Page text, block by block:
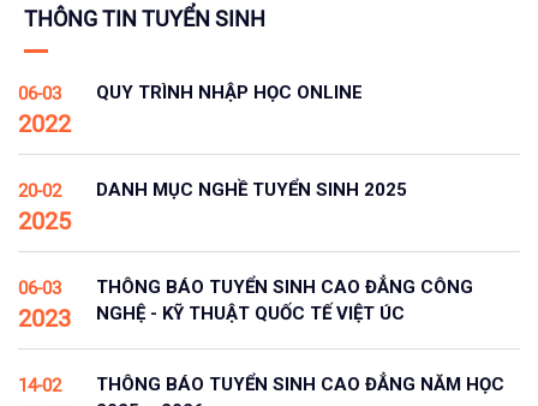
THÔNG TIN TUYỂN SINH
06-03
2022
QUY TRÌNH NHẬP HỌC ONLINE
20-02
2025
DANH MỤC NGHỀ TUYỂN SINH 2025
06-03
2023
THÔNG BÁO TUYỂN SINH CAO ĐẲNG CÔNG
NGHỆ - KỸ THUẬT QUỐC TẾ VIỆT ÚC
14-02
THÔNG BÁO TUYỂN SINH CAO ĐẲNG NĂM HỌC